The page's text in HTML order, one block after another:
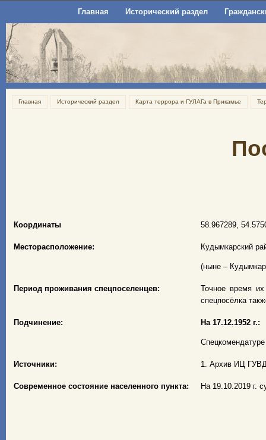
Главная Исторический раздел
Главная Исторический раздел Карта террора и ГУЛАГа в Прикамье
Координаты 58.967289,
Месторасположение: Кудымкарский
(ныне –
Период проживания спецпоселенцев:
Точное время
спецпосёлка
Подчинение: На 17.12.1952 г.:
Источники: 1. Архив ИЦ
Современное состояние населенного пункта: На 19.10.2019 г.